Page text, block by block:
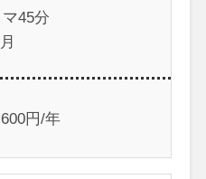
マ45分
円/年